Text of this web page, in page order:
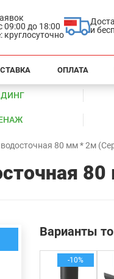
09:00 до 18:00
круглосуточно
и
ОПЛАТА
водосточная 80 мм * 2м
Варианты
-10%